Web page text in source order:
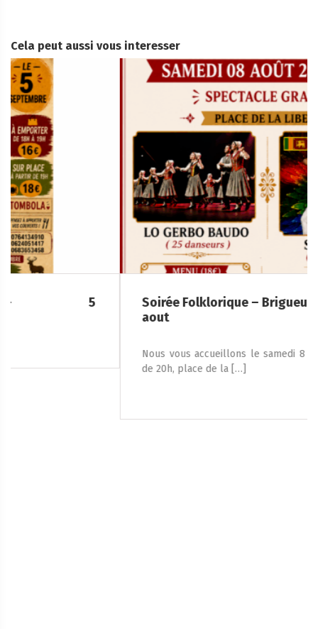
Cela peut aussi vous interesser
Soirée Folklorique – Brigueuil – Samedi 08
Nous vous accueillons le samedi 8 août 2026, à partir
de 20h, place de la […]